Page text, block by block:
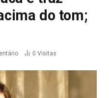
do tom;
0 Visitas